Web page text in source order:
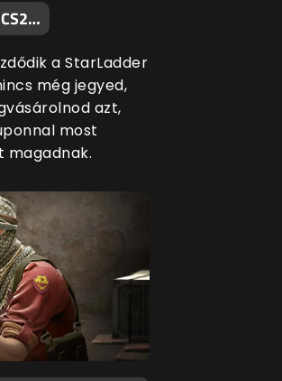
a StarLadder
még jegyed,
azt,
most
magadnak.